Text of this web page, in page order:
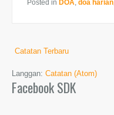
Posted in DOA doa harian
Catatan Terbaru
Langgan: Catatan (Atom)
Facebook SDK